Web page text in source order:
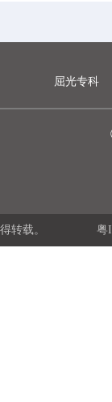
屈光专科
转载。 粤